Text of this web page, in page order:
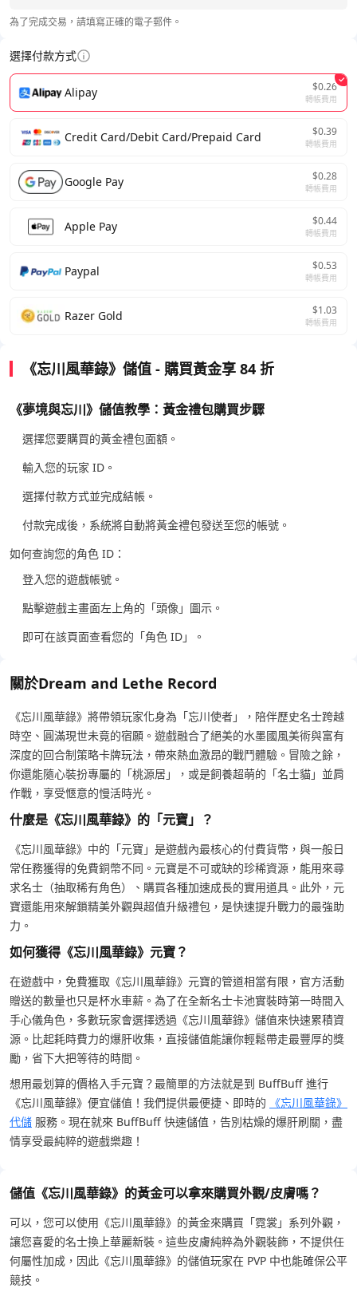
為了完成交易，請填寫正確的電子郵件。
選擇付款方式
Alipay $0.26
轉帳費用
Credit Card/Debit Card/Prepaid Card $0.39
轉帳費用
Google Pay $0.28
轉帳費用
Apple Pay $0.44
轉帳費用
Paypal $0.53
轉帳費用
Razer Gold $1.03
轉帳費用
《忘川風華錄》儲值 - 購買黃金享 84 折
《夢境與忘川》儲值教學：黃金禮包購買步驟
選擇您要購買的黃金禮包面額。
輸入您的玩家 ID。
選擇付款方式並完成結帳。
付款完成後，系統將自動將黃金禮包發送至您的帳號。
如何查詢您的角色 ID：
登入您的遊戲帳號。
點擊遊戲主畫面左上角的「頭像」圖示。
即可在該頁面查看您的「角色 ID」。
關於Dream and Lethe Record
《忘川風華錄》將帶領玩家化身為「忘川使者」，陪伴歷史名士跨越
時空、圓滿現世未竟的宿願。遊戲融合了絕美的水墨國風美術與富有
深度的回合制策略卡牌玩法，帶來熱血激昂的戰鬥體驗。冒險之餘，
你還能隨心裝扮專屬的「桃源居」，或是飼養超萌的「名士貓」並肩
作戰，享受愜意的慢活時光。
什麼是《忘川風華錄》的「元寶」？
《忘川風華錄》中的「元寶」是遊戲內最核心的付費貨幣，與一般日
常任務獲得的免費銅幣不同。元寶是不可或缺的珍稀資源，能用來尋
求名士（抽取稀有角色）、購買各種加速成長的實用道具。此外，元
寶還能用來解鎖精美外觀與超值升級禮包，是快速提升戰力的最強助
力。
如何獲得《忘川風華錄》元寶？
在遊戲中，免費獲取《忘川風華錄》元寶的管道相當有限，官方活動
贈送的數量也只是杯水車薪。為了在全新名士卡池實裝時第一時間入
手心儀角色，多數玩家會選擇透過《忘川風華錄》儲值來快速累積資
源。比起耗時費力的爆肝收集，直接儲值能讓你輕鬆帶走最豐厚的獎
勵，省下大把等待的時間。
想用最划算的價格入手元寶？最簡單的方法就是到 BuffBuff 進行
《忘川風華錄》便宜儲值！我們提供最便捷、即時的
《忘川風華錄》
代儲 服務。現在就來 BuffBuff 快速儲值，告別枯燥的爆肝刷關，盡
情享受最純粹的遊戲樂趣！
儲值《忘川風華錄》的黃金可以拿來購買外觀/皮膚嗎？
可以，您可以使用《忘川風華錄》的黃金來購買「霓裳」系列外觀，
讓您喜愛的名士換上華麗新裝。這些皮膚純粹為外觀裝飾，不提供任
何屬性加成，因此《忘川風華錄》的儲值玩家在 PVP 中也能確保公平
競技。